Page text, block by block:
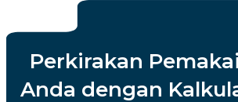
Perkirakan
Anda dengan